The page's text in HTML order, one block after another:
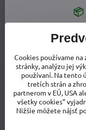
Viac z kategórie
Dojčenské plavky
Recenzie 0
Cookies používame
stránky, analýzu jej
používaní. Na tento
tretích strán a
partnerom v EÚ, USA
všetky cookies“
Nižšie môžete nájsť
📦